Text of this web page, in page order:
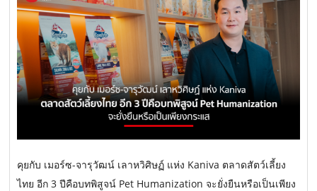
คุยกับ เมอร์ซ-จารุวัฒน์ เลาหวิศิษฏ์ แห่ง Kaniva ตลาดสัตว์เลี้ยง
ไทย อีก 3 ปีคือบทพิสูจน์ Pet Humanization จะยั่งยืนหรือเป็นเพียง